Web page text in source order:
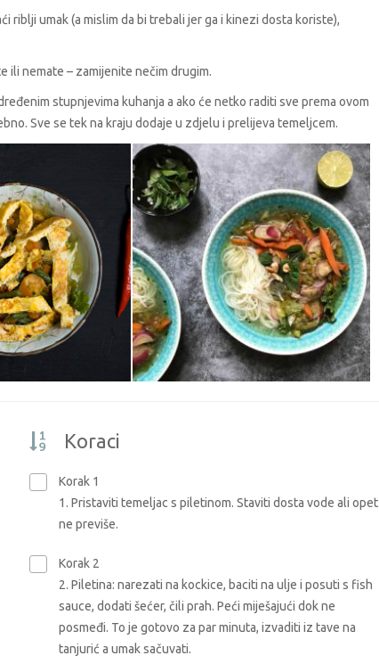
riblji umak (a mislim da bi trebali jer ga i kinezi dosta koriste),
ili nemate – zamijenite nečim drugim.
stupnjevima kuhanja a ako će netko raditi sve prema ovom
Sve se tek na kraju dodaje u zdjelu i prelijeva temeljcem.
Koraci
Korak 1
1. Pristaviti temeljac s piletinom. Staviti dosta vode ali opet
ne previše.
Korak 2
2. Piletina: narezati na kockice, baciti na ulje i posuti s fish
sauce, dodati šećer, čili prah. Peći miješajući dok ne
posmeđi. To je gotovo za par minuta, izvaditi iz tave na
tanjurić a umak sačuvati.